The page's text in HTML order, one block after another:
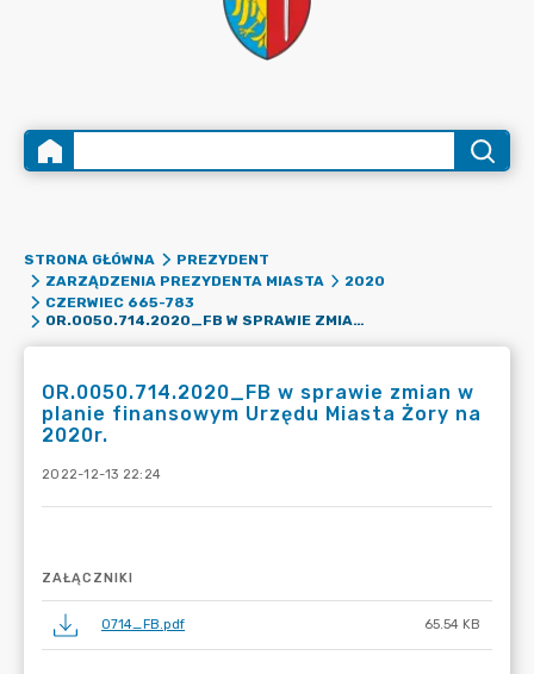
STRONA GŁÓWNA
PREZYDENT
ZARZĄDZENIA PREZYDENTA MIASTA
2020
CZERWIEC 665-783
OR.0050.714.2020_FB W SPRAWIE ZMIAN W PLANIE FINANSOWYM URZĘDU MIASTA ŻORY NA 2020R.
OR.0050.714.2020_FB w sprawie zmian w
planie finansowym Urzędu Miasta Żory na
2020r.
2022-12-13 22:24
ZAŁĄCZNIKI
0714_FB.pdf 65.54 KB